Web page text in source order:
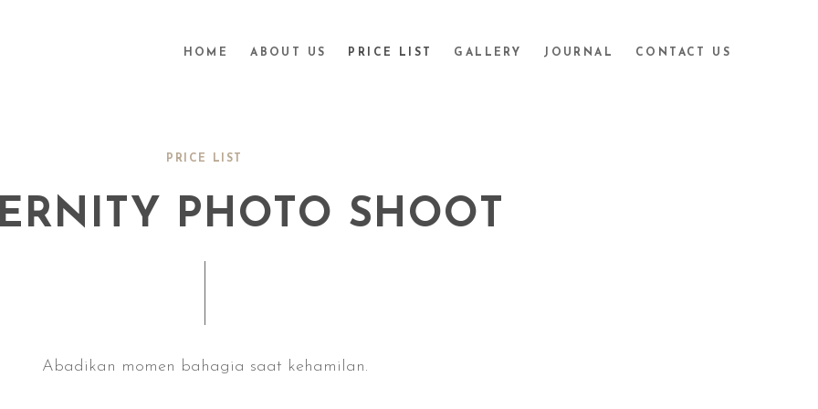
HOME ABOUT US PRICE LIST GALLERY JOURNAL CONTACT US
PRICE LIST
PHOTO SHOOT
Abadikan momen bahagia saat kehamilan.